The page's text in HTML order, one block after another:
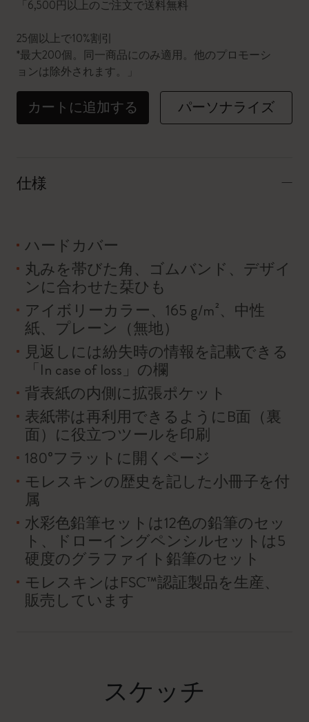
「6,500円以上のご注文で送料無料
25個以上で10%割引
*最大200個。同一商品にのみ適用。他のプロモーシ
ョンは除外されます。」
カートに追加する パーソナライズ
仕様
ハードカバー
丸みを帯びた角、ゴムバンド、デザイ
ンに合わせた栞ひも
アイボリーカラー、165 g/m²、中性
紙、プレーン（無地）
見返しには紛失時の情報を記載できる
「In case of loss」の欄
背表紙の内側に拡張ポケット
表紙帯は再利用できるようにB面（裏
面）に役立つツールを印刷
180°フラットに開くページ
モレスキンの歴史を記した小冊子を付
属
水彩色鉛筆セットは12色の鉛筆のセッ
ト、ドローイングペンシルセットは5
硬度のグラファイト鉛筆のセット
モレスキンはFSC™認証製品を生産、
販売しています
スケッチ